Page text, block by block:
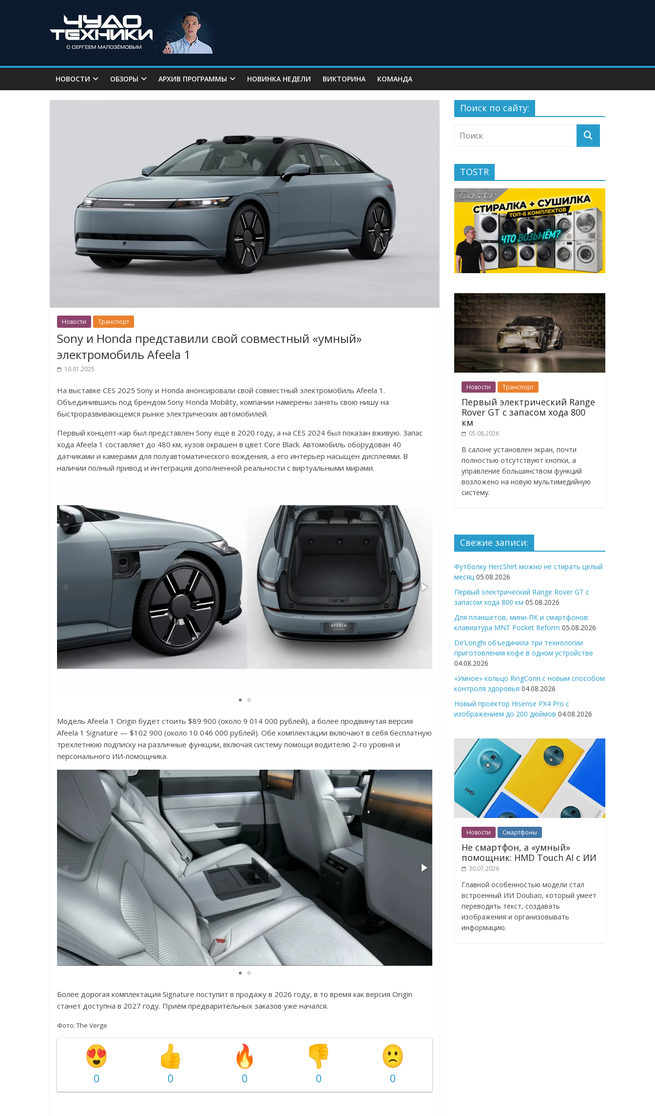
НОВОСТИ ОБЗОРЫ АРХИВ ПРОГРАММЫ НОВИНКА НЕДЕЛИ ВИКТОРИНА КОМАНДА
Новости Транспорт
Sony и Honda представили свой совместный «умный»
электромобиль Afeela 1
10.01.2025
На выставке CES 2025 Sony и Honda анонсировали свой совместный электромобиль Afeela 1.
Объединившись под брендом Sony Honda Mobility, компании намерены занять свою нишу на
быстроразвивающемся рынке электрических автомобилей.
Первый концепт-кар был представлен Sony еще в 2020 году, а на CES 2024 был показан вживую. Запас
хода Afeela 1 составляет до 480 км, кузов окрашен в цвет Core Black. Автомобиль оборудован 40
датчиками и камерами для полуавтоматического вождения, а его интерьер насыщен дисплеями. В
наличии полный привод и интеграция дополненной реальности с виртуальными мирами.
Модель Afeela 1 Origin будет стоить $89 900 (около 9 014 000 рублей), а более продвинутая версия
Afeela 1 Signature — $102 900 (около 10 046 000 рублей). Обе комплектации включают в себя бесплатную
трехлетнюю подписку на различные функции, включая систему помощи водителю 2-го уровня и
персонального ИИ-помощника.
Более дорогая комплектация Signature поступит в продажу в 2026 году, в то время как версия Origin
станет доступна в 2027 году. Приём предварительных заказов уже начался.
Фото: The Verge
0 0 0 0 0
Поиск по сайту:
TOSTR
Новости Транспорт
Первый электрический Range
Rover GT с запасом хода 800
км
05.08.2026
В салоне установлен экран, почти
полностью отсутствуют кнопки, а
управление большинством функций
возложено на новую мультимедийную
систему.
Свежие записи:
Футболку HercShirt можно не стирать целый
месяц 05.08.2026
Первый электрический Range Rover GT с
запасом хода 800 км 05.08.2026
Для планшетов, мини-ПК и смартфонов:
клавиатура MNT Pocket Reform 05.08.2026
De’Longhi объединила три технологии
приготовления кофе в одном устройстве
04.08.2026
«Умное» кольцо RingConn с новым способом
контроля здоровья 04.08.2026
Новый проектор Hisense PX4 Pro с
изображением до 200 дюймов 04.08.2026
Новости Смартфоны
Не смартфон, а «умный»
помощник: HMD Touch AI с ИИ
30.07.2026
Главной особенностью модели стал
встроенный ИИ Doubao, который умеет
переводить текст, создавать
изображения и организовывать
информацию.